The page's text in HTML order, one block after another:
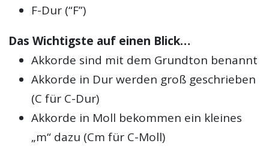
F-Dur (“F”)
Das Wichtigste auf einen Blick…
Akkorde sind mit dem Grundton benannt
Akkorde in Dur werden groß geschrieben
(C für C-Dur)
Akkorde in Moll bekommen ein kleines
„m“ dazu (Cm für C-Moll)